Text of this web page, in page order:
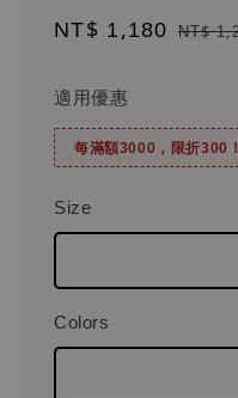
Sale
NT$ 1,180 NT$
適用優惠
每滿額3000，限折300
Size
Colors